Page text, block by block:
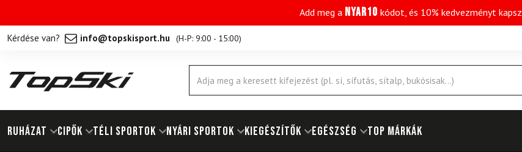
Add meg a NYAR10 kódot, és 10% kedvezményt kapsz
Kérdése van? info@topskisport.hu (H-P: 9:00 - 15:00)
Products
search
RUHÁZAT Cipők TÉLI SPORTOK NYÁRI SPORTOK KIEGÉSZÍTŐK EGÉSZSÉG Top márkák